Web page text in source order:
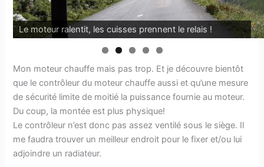
Le moteur ralentit, les cuisses prennent le relais !
Problème avec le contrôleur, mais il continue de
fonctionner !
Mon moteur chauffe mais pas trop. Et je découvre bientôt
que le contrôleur du moteur chauffe aussi et qu’une mesure
de sécurité limite de moitié la puissance fournie au moteur.
Du coup, la montée est plus physique!
Le contrôleur n’est donc pas assez ventilé sous le siège. Il
me faudra trouver un meilleur endroit pour le fixer et/ou lui
adjoindre un radiateur.